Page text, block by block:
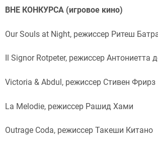
ВНЕ КОНКУРСА (игровое кино)
Our Souls at Night, режиссер Ритеш
Il Signor Rotpeter, режиссер Антониетта
Victoria & Abdul, режиссер Стивен Фрирз
La Melodie, режиссер Рашид Хами
Outrage Coda, режиссер Такеши Китано